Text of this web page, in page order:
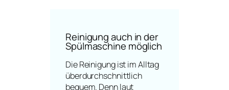
Reinigung auch in der
Spülmaschine möglich
Die Reinigung ist im Alltag
überdurchschnittlich
bequem. Denn laut